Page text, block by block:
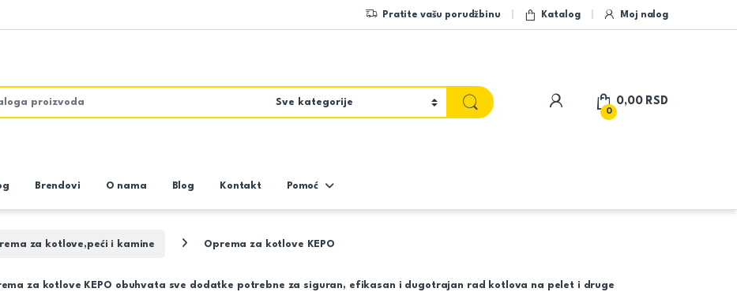
Pratite vašu porudžbinu Katalog Moj nalog
My Account
0
0,00 RSD
Brendovi O nama Blog Kontakt Pomoć
za kotlove,peći i kamine Oprema za kotlove KEPO
za kotlove KEPO obuhvata sve dodatke potrebne za siguran, efikasan i dugotrajan rad kotlova na pelet i druge